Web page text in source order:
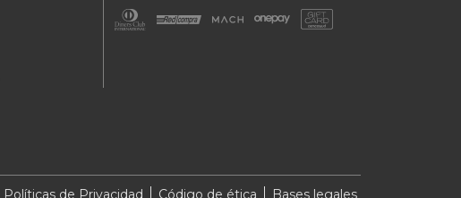
Políticas de Privacidad Código de ética Bases legales